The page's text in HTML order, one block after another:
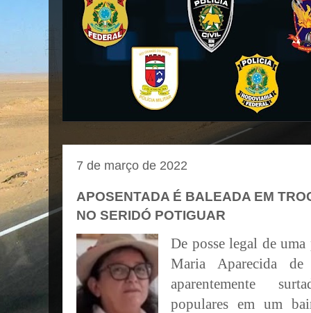
7 de março de 2022
APOSENTADA É BALEADA EM
NO SERIDÓ POTIGUAR
De posse legal de
Maria Aparecida
aparentemente
populares em um